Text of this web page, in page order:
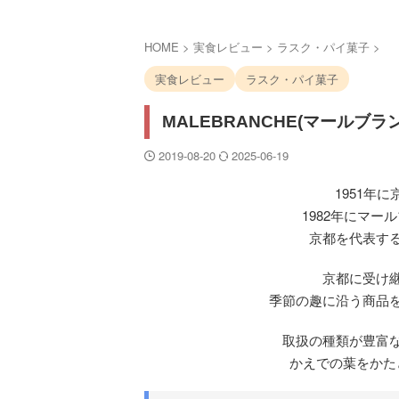
HOME > 実食レビュー > ラスク・パイ菓子 >
実食レビュー
ラスク・パイ菓子
MALEBRANCHE(マールブラ
2019-08-20 2025-06-19
1951年に
1982年にマー
京都を代表す
京都に受け
季節の趣に沿う商品
取扱の種類が豊富
かえでの葉をか